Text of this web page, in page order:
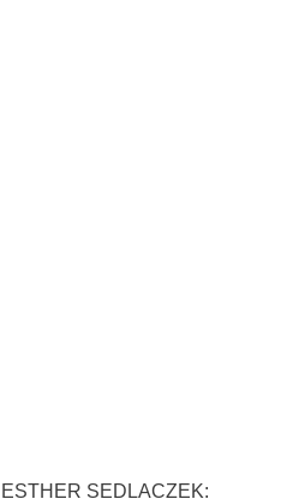
SEDLACZEK: